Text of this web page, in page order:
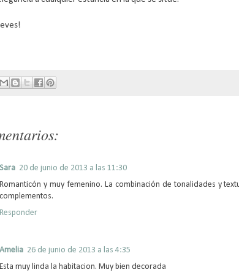
Sara 20 de junio de 2013 a las 11:30
Romanticón y muy femenino. La combinación de tonalidades y
complementos.
Responder
Amelia 26 de junio de 2013 a las 4:35
Esta muy linda la habitacion. Muy bien decorada